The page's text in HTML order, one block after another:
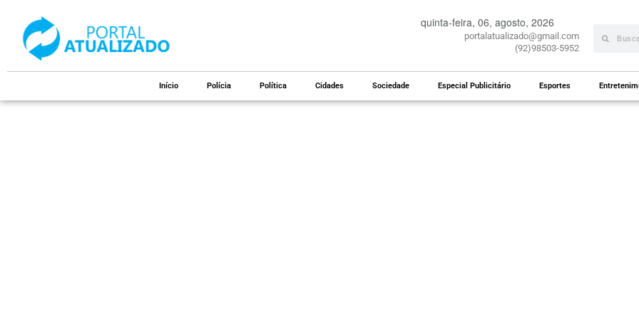
quinta-feira, 06, agosto, 2026
portalatualizado@gmail.com
(92)98503-5952
Início Polícia Política Cidades Sociedade Especial Publicitário Esportes